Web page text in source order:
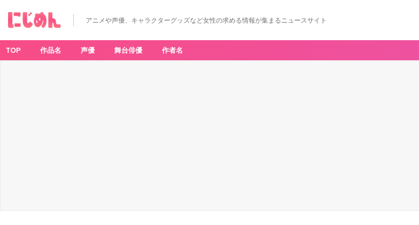
アニメや声優、キャラクターグッズなど女性の求める情報が集まるニュースサイト
TOP 作品名 声優 舞台俳優 作者名